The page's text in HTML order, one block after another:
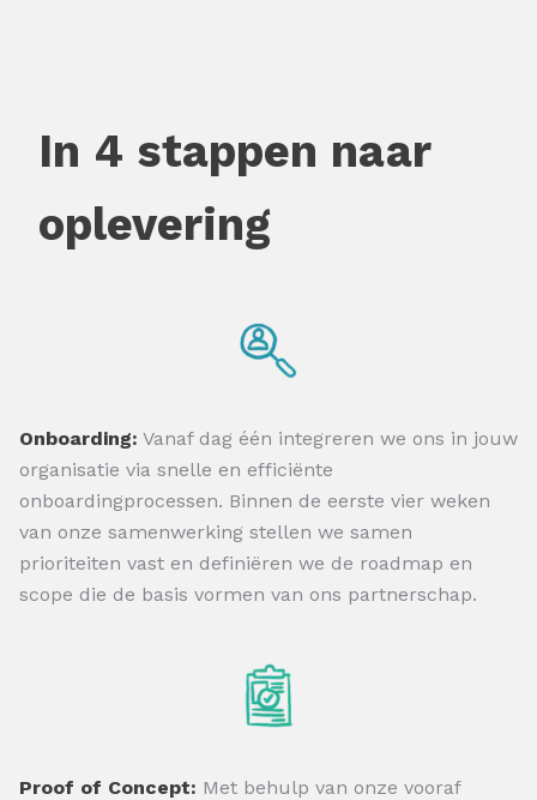
In 4 stappen naar
oplevering
Onboarding: Vanaf dag één integreren we ons in jouw
organisatie via snelle en efficiënte
onboardingprocessen. Binnen de eerste vier weken
van onze samenwerking stellen we samen
prioriteiten vast en definiëren we de roadmap en
scope die de basis vormen van ons partnerschap.
Proof of Concept: Met behulp van onze vooraf